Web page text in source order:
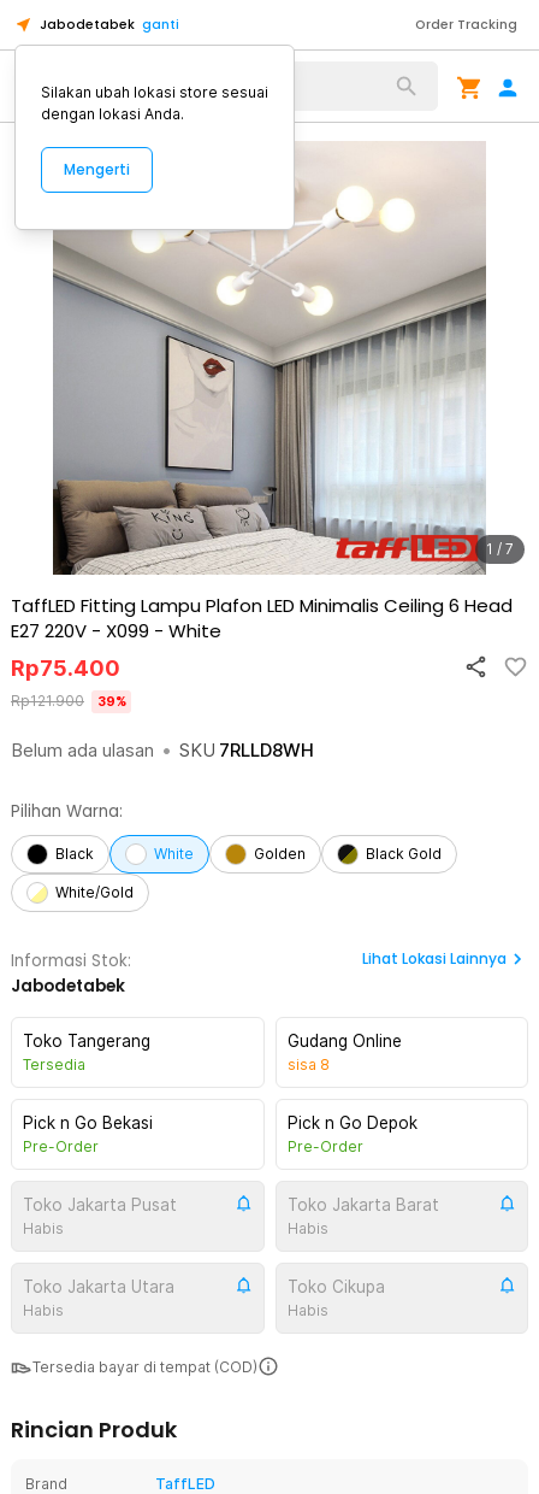
Jabodetabek ganti Order Tracking
Alat Kopi
1 / 7
TaffLED Fitting Lampu Plafon LED Minimalis Ceiling 6 Head
E27 220V - X099 - White
Belum ada ulasan • SKU 7RLLD8WH
Rp75.400
Rp121.900 39%
Pilihan Warna:
Black White Golden Black Gold
White/Gold
Informasi Stok:
Jabodetabek
Lihat Lokasi Lainnya
Toko Tangerang
Tersedia
Gudang Online
sisa 8
Pick n Go Bekasi
Pre-Order
Pick n Go Depok
Pre-Order
Toko Jakarta Pusat
Habis
Toko Jakarta Barat
Habis
Toko Jakarta Utara
Habis
Toko Cikupa
Habis
Tersedia bayar di tempat (COD)
Rincian Produk
Brand
TaffLED
Silakan ubah lokasi store sesuai
dengan lokasi Anda.
Mengerti